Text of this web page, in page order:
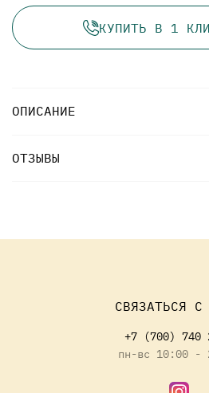
КУПИТЬ В 1
ОПИСАНИЕ
ОТЗЫВЫ
СВЯЗАТЬСЯ С
+7 (700) 740
пн-вс 10:00 -